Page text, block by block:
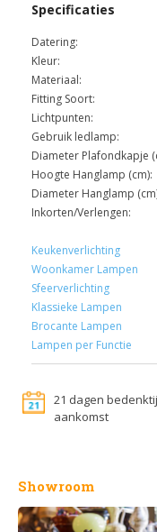
Specificaties
Datering:
Kleur:
Materiaal:
Fitting Soort:
Lichtpunten:
Gebruik ledlamp:
Diameter Plafondkapje
Hoogte Hanglamp (cm):
Diameter Hanglamp
Inkorten/Verlengen:
Keukenverlichting
Woonkamer Lampen
Sfeerverlichting
Klassieke Lampen
Brocante Lampen
Lampen per Functie
21 dagen
aankomst
Showroom